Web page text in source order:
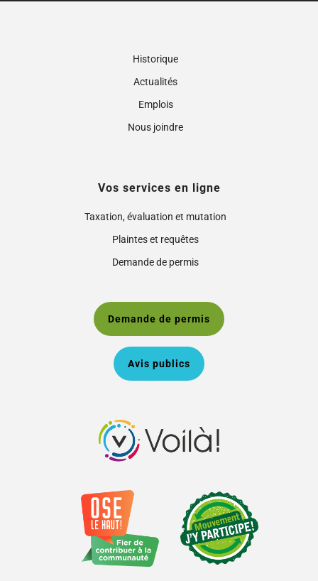
Historique
Actualités
Emplois
Nous joindre
Vos services en ligne
Taxation, évaluation et mutation
Plaintes et requêtes
Demande de permis
Demande de permis
Avis publics